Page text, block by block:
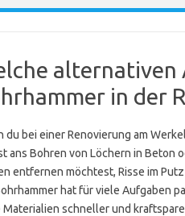
alternativen
in der
du bei einer Renovierung am
ans Bohren von Löchern in Beton
entfernen möchtest, Risse im
hat für viele Aufgaben
Materialien schneller und